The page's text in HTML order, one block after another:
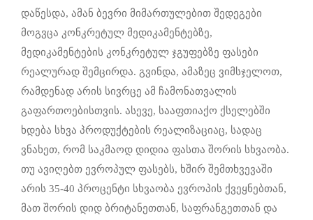
დაწესდა, ამან ბევრი მიმართულებით შედეგები
მოგვცა კონკრეტულ მედიკამენტებზე,
მედიკამენტების კონკრეტულ ჯგუფებზე ფასები
რეალურად შემცირდა. გვინდა, ამაზეც ვიმსჯელოთ,
რამდენად არის სივრცე ამ ჩამონათვალის
გაფართოებისთვის. ასევე, სააფთიაქო ქსელებში
ხდება სხვა პროდუქტების რეალიზაციაც, სადაც
ვნახეთ, რომ საკმაოდ დიდია ფასთა შორის სხვაობა.
თუ ავიღებთ ევროპულ ფასებს, ხშირ შემთხვევაში
არის 35-40 პროცენტი სხვაობა ევროპის ქვეყნებთან,
მათ შორის დიდ ბრიტანეთთან, საფრანგეთთან და